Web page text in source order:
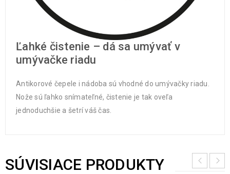
Ľahké čistenie – dá sa umývať v
umývačke riadu
Antikorové čepele i nádoba sú vhodné do umývačky riadu.
Nože sú ľahko snímateľné, čistenie je tak oveľa
jednoduchšie a šetrí váš čas.
SÚVISIACE PRODUKTY